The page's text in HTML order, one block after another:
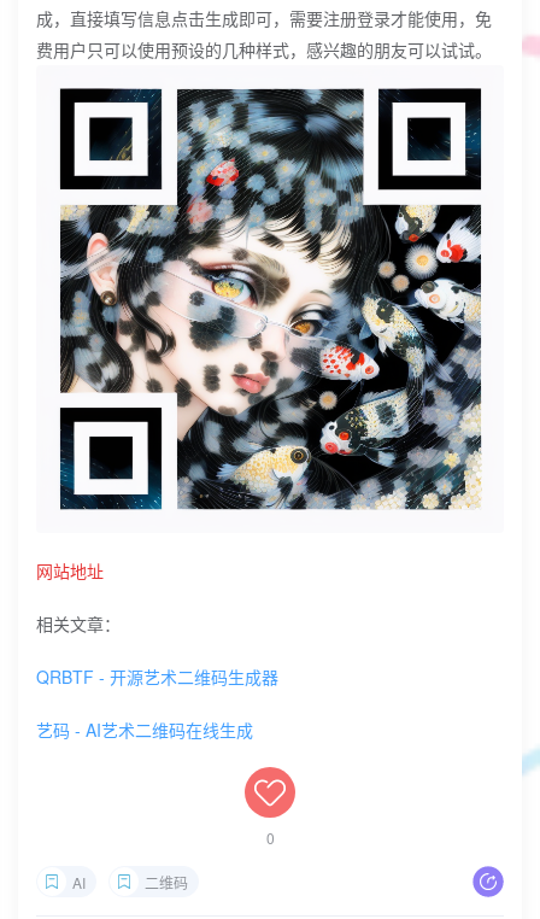
成，直接填写信息点击生成即可，需要注册登录才能使用，免
费用户只可以使用预设的几种样式，感兴趣的朋友可以试试。
网站地址
相关文章：
QRBTF - 开源艺术二维码生成器
艺码 - AI艺术二维码在线生成
0
AI 二维码